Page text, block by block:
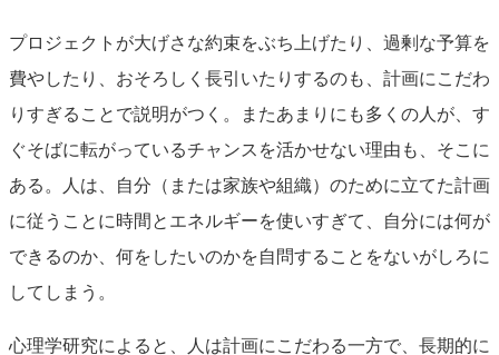
プロジェクトが大げさな約束をぶち上げたり、過剰な予算を
費やしたり、おそろしく長引いたりするのも、計画にこだわ
りすぎることで説明がつく。またあまりにも多くの人が、す
ぐそばに転がっているチャンスを活かせない理由も、そこに
ある。人は、自分（または家族や組織）のために立てた計画
に従うことに時間とエネルギーを使いすぎて、自分には何が
できるのか、何をしたいのかを自問することをないがしろに
してしまう。
心理学研究によると、人は計画にこだわる一方で、長期的に